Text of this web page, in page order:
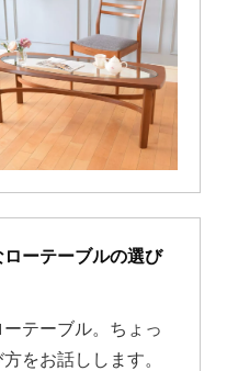
ーテーブルの選び
テーブル。ちょっ
をお話しします。